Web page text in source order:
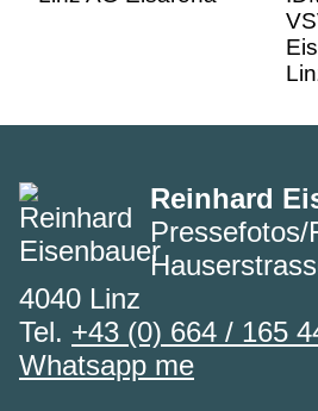
Reinhard
Pressefotos/
4040 Linz
Tel. +43 (0) 664 / 165
Whatsapp me